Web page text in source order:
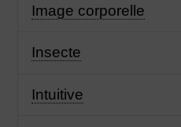
Image corporelle
Insecte
Intuitive